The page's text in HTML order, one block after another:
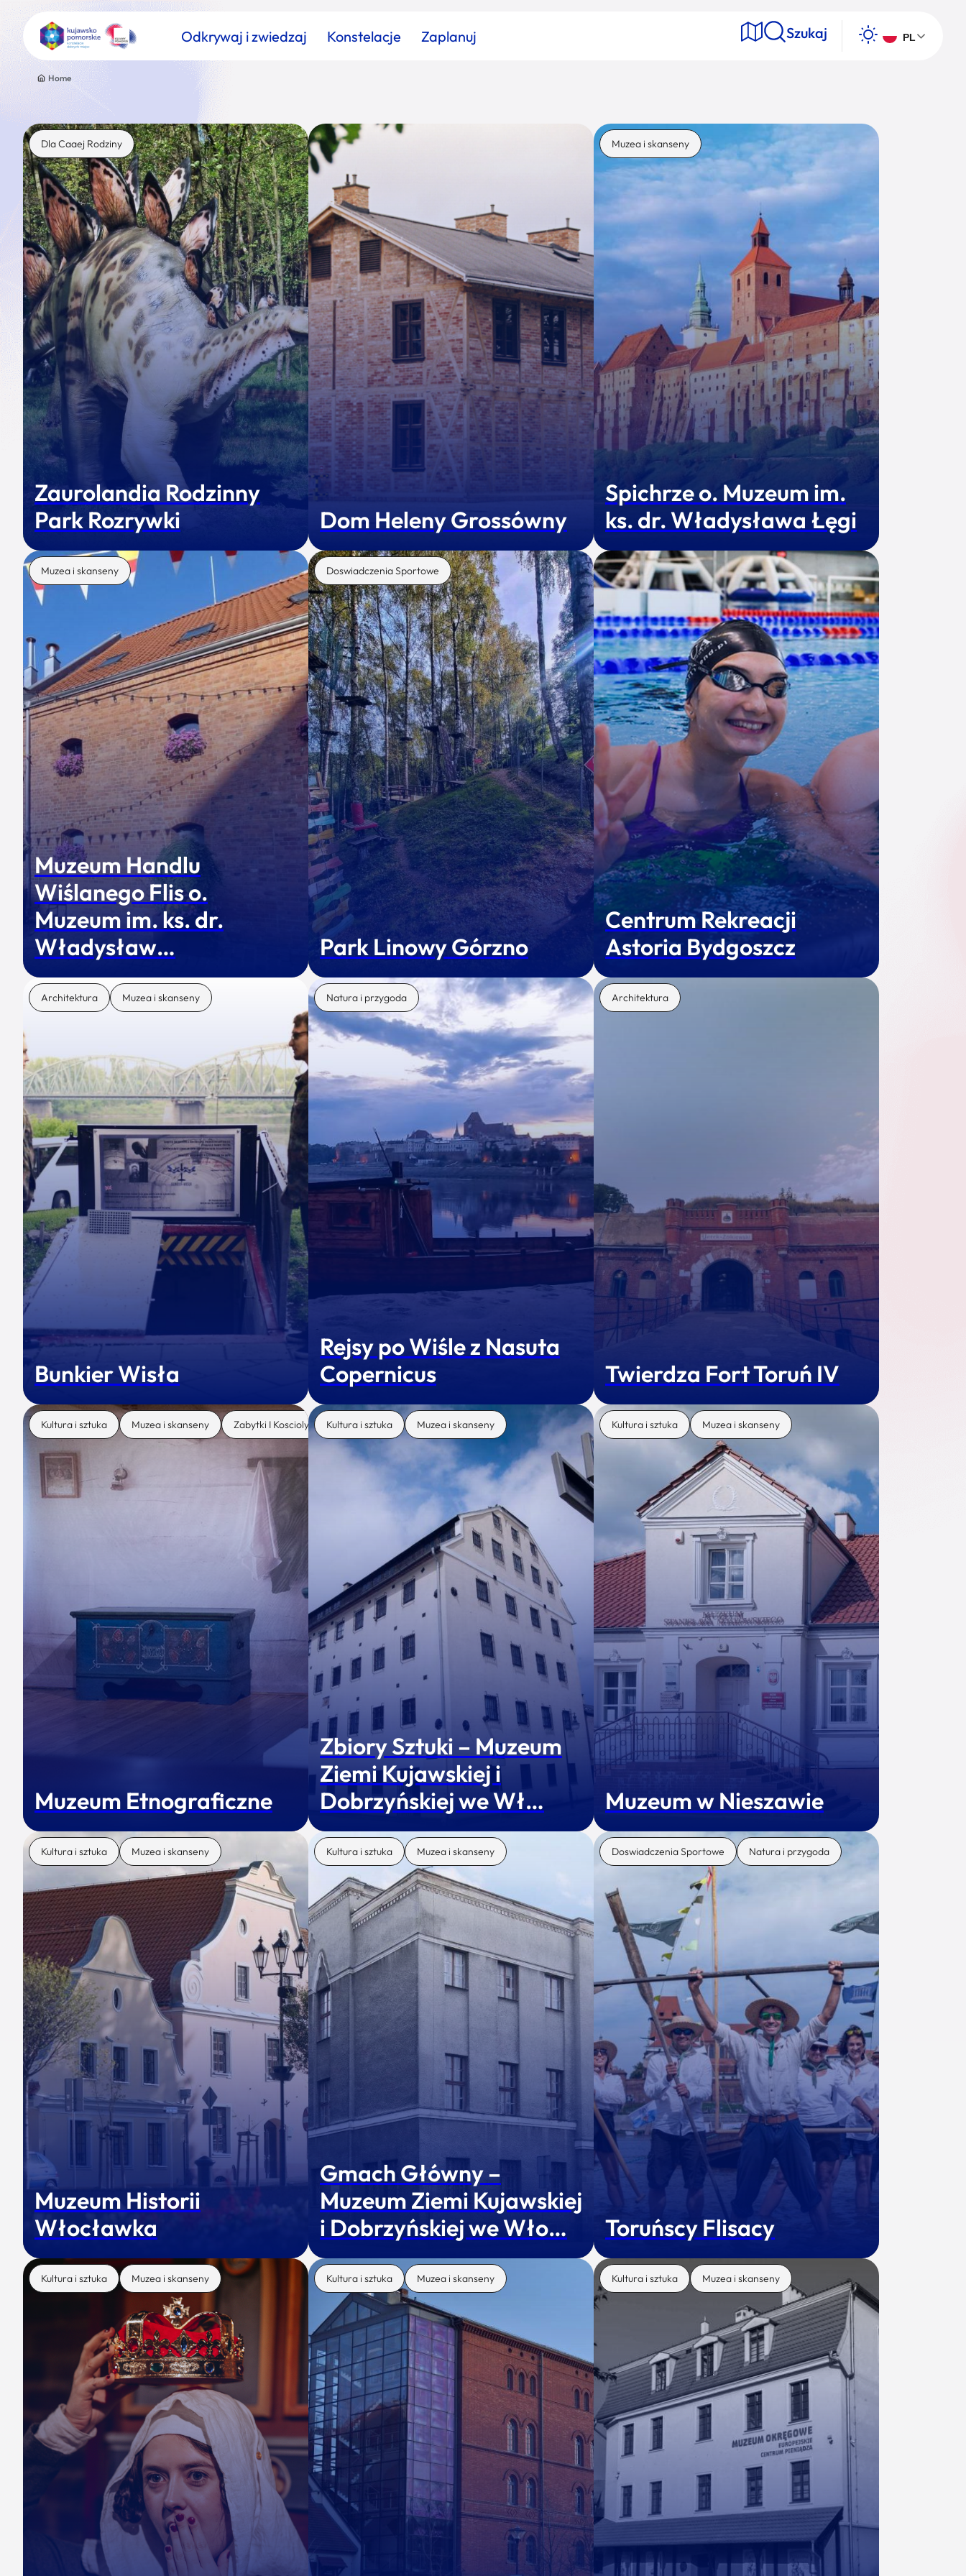
Odkrywaj i zwiedzaj Konstelacje Zaplanuj Szukaj PL
Znajdź atrakcję
Nazwa atrakcji Miasto
Home
Dla Caaej Rodziny
Zaurolandia Rodzinny
Park Rozrywki
Dom Heleny Grossówny
Muzea i skanseny
Spichrze o. Muzeum im.
ks. dr. Władysława Łęgi
Muzea i skanseny
Muzeum Handlu
Wiślanego Flis o.
Muzeum im. ks. dr.
Władysław…
Doswiadczenia Sportowe
Park Linowy Górzno
Centrum Rekreacji
Astoria Bydgoszcz
Architektura Muzea i skanseny
Bunkier Wisła
Natura i przygoda
Rejsy po Wiśle z Nasuta
Copernicus
Architektura
Twierdza Fort Toruń IV
Kultura i sztuka Muzea i skanseny Zabytki I Koscioly
Muzeum Etnograficzne
Kultura i sztuka Muzea i skanseny
Zbiory Sztuki – Muzeum
Ziemi Kujawskiej i
Dobrzyńskiej we Wł…
Kultura i sztuka Muzea i skanseny
Muzeum w Nieszawie
Kultura i sztuka Muzea i skanseny
Muzeum Historii
Włocławka
Kultura i sztuka Muzea i skanseny
Gmach Główny –
Muzeum Ziemi Kujawskiej
i Dobrzyńskiej we Wło…
Doswiadczenia Sportowe Natura i przygoda
Toruńscy Flisacy
Kultura i sztuka Muzea i skanseny Kultura i sztuka Muzea i skanseny Kultura i sztuka Muzea i skanseny